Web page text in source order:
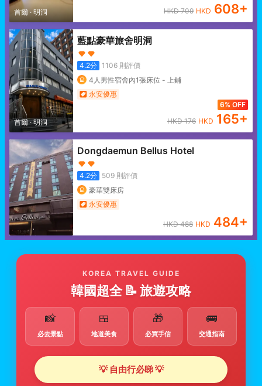
首爾·明洞
HKD709 HKD 608+
首爾·明洞
藍點豪華旅舍明洞
4.2分 1106則評價
4人男性宿舍內1張床位 - 上鋪
永安優惠
6% OFF
HKD176 HKD 165+
Dongdaemun Bellus Hotel
4.2分 509則評價
豪華雙床房
永安優惠
HKD488 HKD 484+
KOREA TRAVEL GUIDE
韓國超全 📝 旅遊攻略
📸
必去景點
🍱
地道美食
🎁
必買手信
🚌
交通指南
💡 自由行必睇 💡